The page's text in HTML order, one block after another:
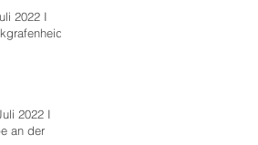
2022 I
2022 I
an der